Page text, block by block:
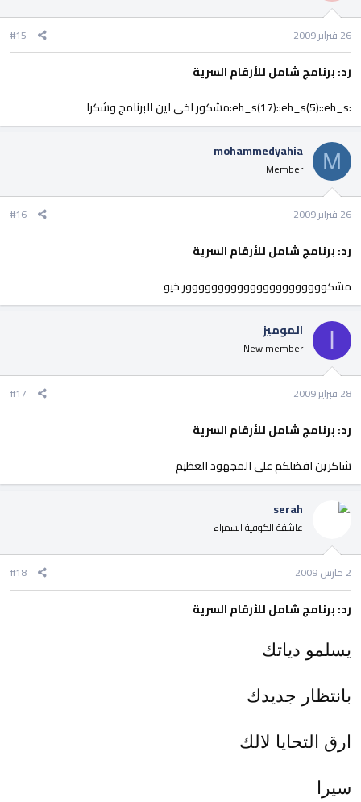
26 فبراير 2009 #15
رد: برنامج شامل للأرقام السرية
:eh_s(17)::eh_s(5)::eh_s:مشكور اخى اين البرنامج وشكرا
M
mohammedyahia
Member
26 فبراير 2009 #16
رد: برنامج شامل للأرقام السرية
مشكوووووووووووووووووووووور خيو
الموميز
New member
28 فبراير 2009 #17
رد: برنامج شامل للأرقام السرية
شاكرين افضلكم على المجهود العظيم
serah
عاشقة الكوفية السمراء
2 مارس 2009 #18
رد: برنامج شامل للأرقام السرية
يسلمو دياتك
بانتظار جديدك
ارق التحايا لالك
سيرا